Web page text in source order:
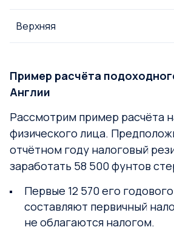
Верхняя
Пример расчёта
Англии
Рассмотрим пример расчёта
физического лица.
отчётном году налоговый
заработать 58 500 фунтов
Первые 12 570 его
составляют первичный
не облагаются налогом.